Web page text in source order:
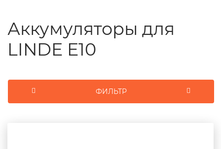
Аккумуляторы для
LINDE E10
ФИЛЬТР